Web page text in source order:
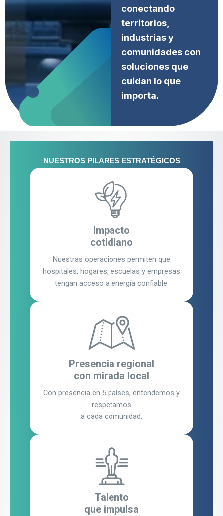
conectando
territorios,
industrias y
comunidades con
soluciones que
cuidan lo que
importa.
NUESTROS PILARES ESTRATÉGICOS
Impacto
cotidiano
Nuestras operaciones permiten que
hospitales, hogares, escuelas y empresas
tengan acceso a energía confiable.
Presencia regional
con mirada local
Con presencia en 5 países, entendemos y
respetamos
a cada comunidad.
Talento
que impulsa